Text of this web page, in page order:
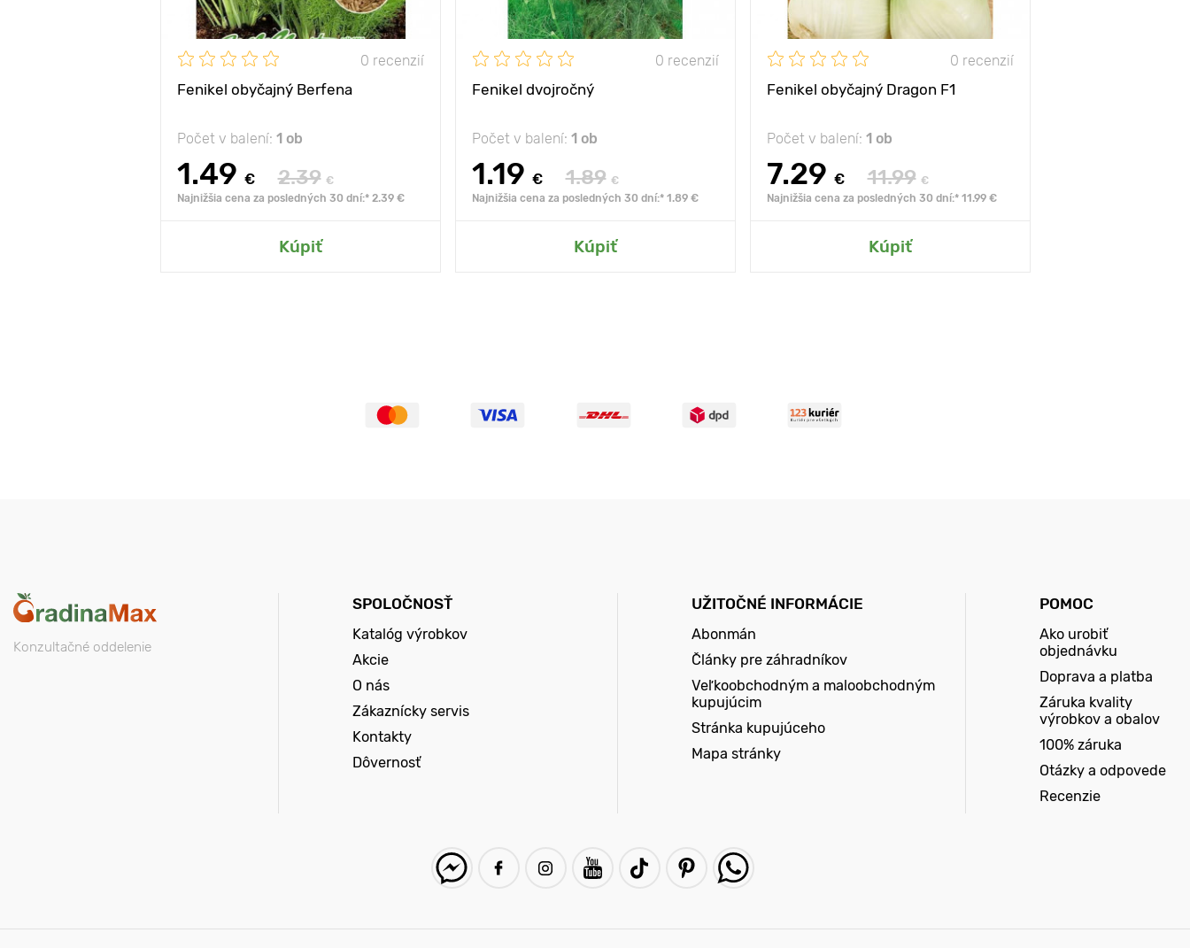
0 recenzií
Fenikel obyčajný Berfena
Počet v balení: 1 ob
1.49 € 2.39 €
Najnižšia cena za posledných 30 dní:* 2.39 €
Kúpiť
0 recenzií
Fenikel dvojročný
Počet v balení: 1 ob
1.19 € 1.89 €
Najnižšia cena za posledných 30 dní:* 1.89 €
Kúpiť
0 recenzií
Fenikel obyčajný Dragon F1
Počet v balení: 1 ob
7.29 € 11.99 €
Najnižšia cena za posledných 30 dní:* 11.99 €
Kúpiť
Konzultačné oddelenie
SPOLOČNOSŤ
Katalóg výrobkov
Akcie
O nás
Zákaznícky servis
Kontakty
Dôvernosť
UŽITOČNÉ INFORMÁCIE
Abonmán
Články pre záhradníkov
Veľkoobchodným a maloobchodným
kupujúcim
Stránka kupujúceho
Mapa stránky
POMOC
Ako urobiť
objednávku
Doprava a platba
Záruka kvality
výrobkov a obalov
100% záruka
Otázky a odpovede
Recenzie